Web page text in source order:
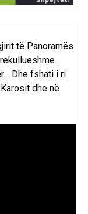
të Panoramës
Dhe fshati i ri
dhe në